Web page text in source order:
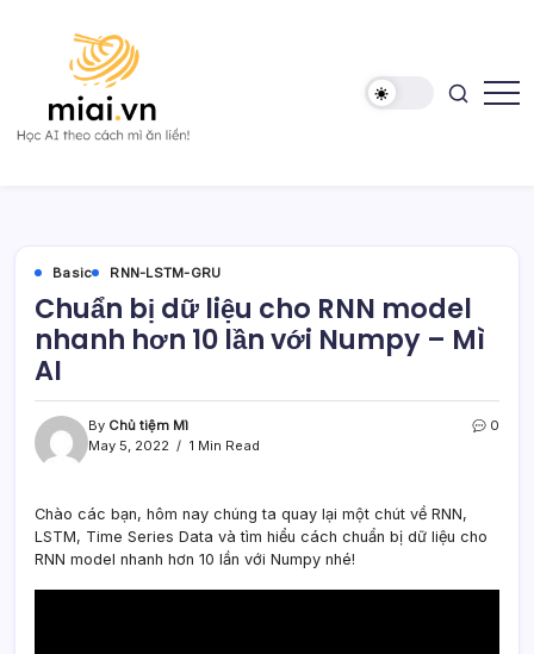
liền!
Basic RNN-LSTM-GRU
Chuẩn bị dữ liệu cho RNN model
nhanh hơn 10 lần với Numpy – Mì
AI
By Chủ tiệm Mì
May 5, 2022
1 Min Read
0
Chào các bạn, hôm nay chúng ta quay lại một chút về RNN,
LSTM, Time Series Data và tìm hiểu cách chuẩn bị dữ liệu cho
RNN model nhanh hơn 10 lần với Numpy nhé!